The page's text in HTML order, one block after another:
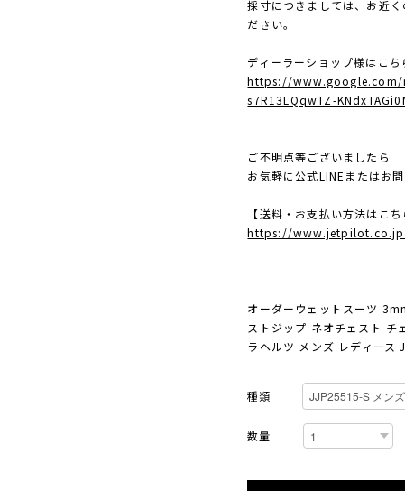
採寸につきましては、お近
ださい。
ディーラーショップ様はこ
https://www.google.com/
s7R13LQqwTZ-
ご不明点等ございましたら
お気軽に公式LINEまたはお
【送料・お支払い方法はこち
https://
オーダーウェットスーツ
ストジップ ネオチェスト チ
ラヘルツ メンズ レディース
種類
数量